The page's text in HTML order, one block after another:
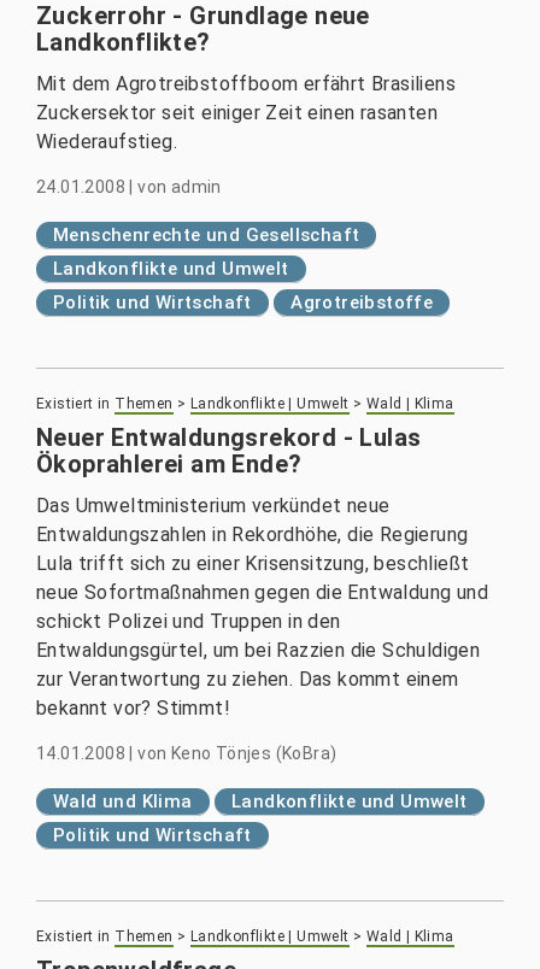
Zuckerrohr - Grundlage neue
Landkonflikte?
Mit dem Agrotreibstoffboom erfährt Brasiliens
Zuckersektor seit einiger Zeit einen rasanten
Wiederaufstieg.
24.01.2008 |von admin
Menschenrechte und Gesellschaft
Landkonflikte und Umwelt
Politik und Wirtschaft
Agrotreibstoffe
Existiert in Themen > Landkonflikte | Umwelt > Wald | Klima
Neuer Entwaldungsrekord - Lulas
Ökoprahlerei am Ende?
Das Umweltministerium verkündet neue
Entwaldungszahlen in Rekordhöhe, die Regierung
Lula trifft sich zu einer Krisensitzung, beschließt
neue Sofortmaßnahmen gegen die Entwaldung und
schickt Polizei und Truppen in den
Entwaldungsgürtel, um bei Razzien die Schuldigen
zur Verantwortung zu ziehen. Das kommt einem
bekannt vor? Stimmt!
14.01.2008 |von Keno Tönjes (KoBra)
Wald und Klima
Landkonflikte und Umwelt
Politik und Wirtschaft
Existiert in Themen > Landkonflikte | Umwelt > Wald | Klima